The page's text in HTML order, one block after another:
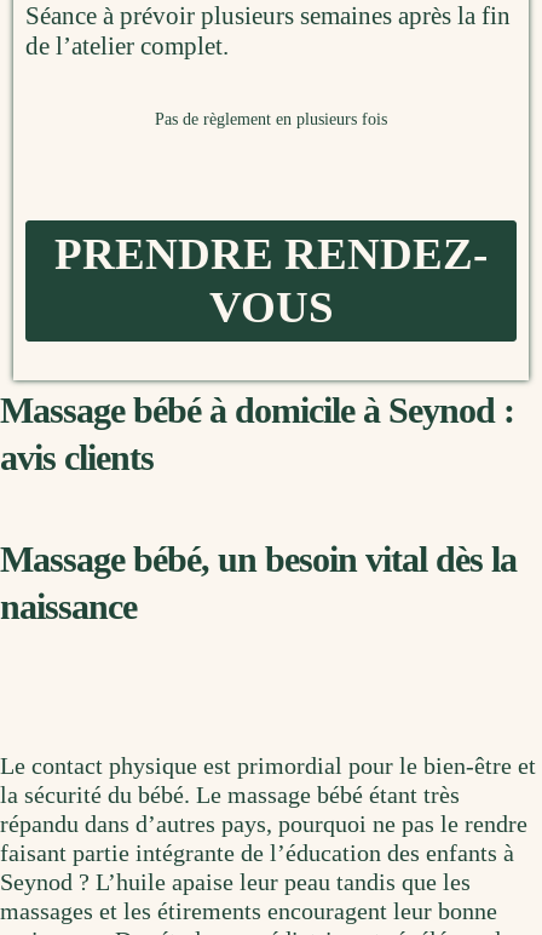
Séance à prévoir plusieurs semaines après la fin
de l’atelier complet.
Pas de règlement en plusieurs fois
PRENDRE RENDEZ-
VOUS
Massage bébé à domicile à Seynod :
avis clients
Massage bébé, un besoin vital dès la
naissance
Le contact physique est primordial pour le bien-être et
la sécurité du bébé. Le massage bébé étant très
répandu dans d’autres pays, pourquoi ne pas le rendre
faisant partie intégrante de l’éducation des enfants à
Seynod ? L’huile apaise leur peau tandis que les
massages et les étirements encouragent leur bonne